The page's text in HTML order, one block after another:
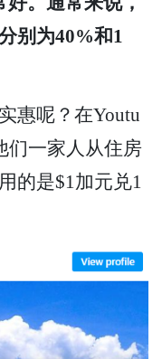
别为40%和1
惠呢？在Youtu
们一家人从住房
的是$1加元兑1